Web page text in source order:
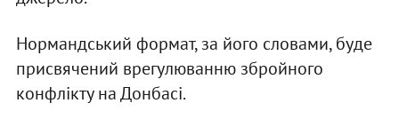
Нормандський формат, за його словами, буде
присвячений врегулюванню збройного
конфлікту на Донбасі.